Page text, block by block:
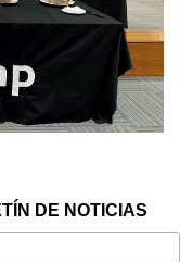
DE NOTICIAS